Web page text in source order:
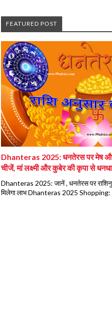
FEATURED POST
Dhanteras 2025: धनतेरस पर मेष
चीजें, मां लक्ष्मी और कुबेर की कृपा से
Dhanteras 2025: जानें , धनतेरस पर
मिलेगा लाभ Dhanteras 2025 Shopping: